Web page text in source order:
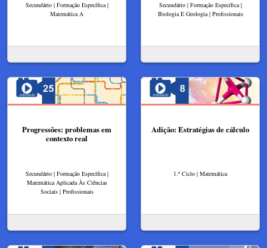
Secundário | Formação Específica |
Matemática A
Secundário | Formação Específica |
Biologia E Geologia | Profissionais
Progressões: problemas em
contexto real
Secundário | Formação Específica |
Matemática Aplicada Às Ciências
Sociais | Profissionais
Adição: Estratégias de cálculo
1.º Ciclo | Matemática